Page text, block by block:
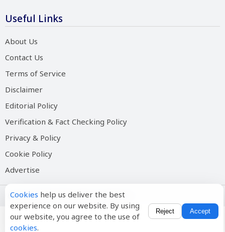
Useful Links
About Us
Contact Us
Terms of Service
Disclaimer
Editorial Policy
Verification & Fact Checking Policy
Privacy & Policy
Cookie Policy
Advertise
Copyright © 2026 Salam Hindustan
Cookies help us deliver the best
experience on our website. By using
our website, you agree to the use of
cookies.
Reject Accept